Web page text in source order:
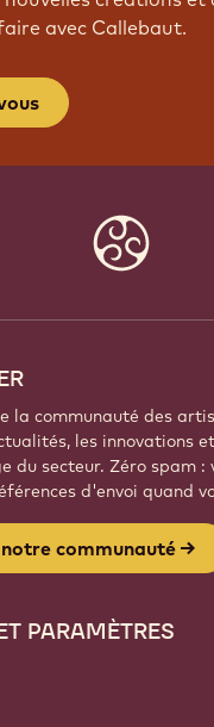
avec Callebaut.
la communauté des
les innovations
du secteur. Zéro spam :
d'envoi quand
communauté
PARAMÈTRES